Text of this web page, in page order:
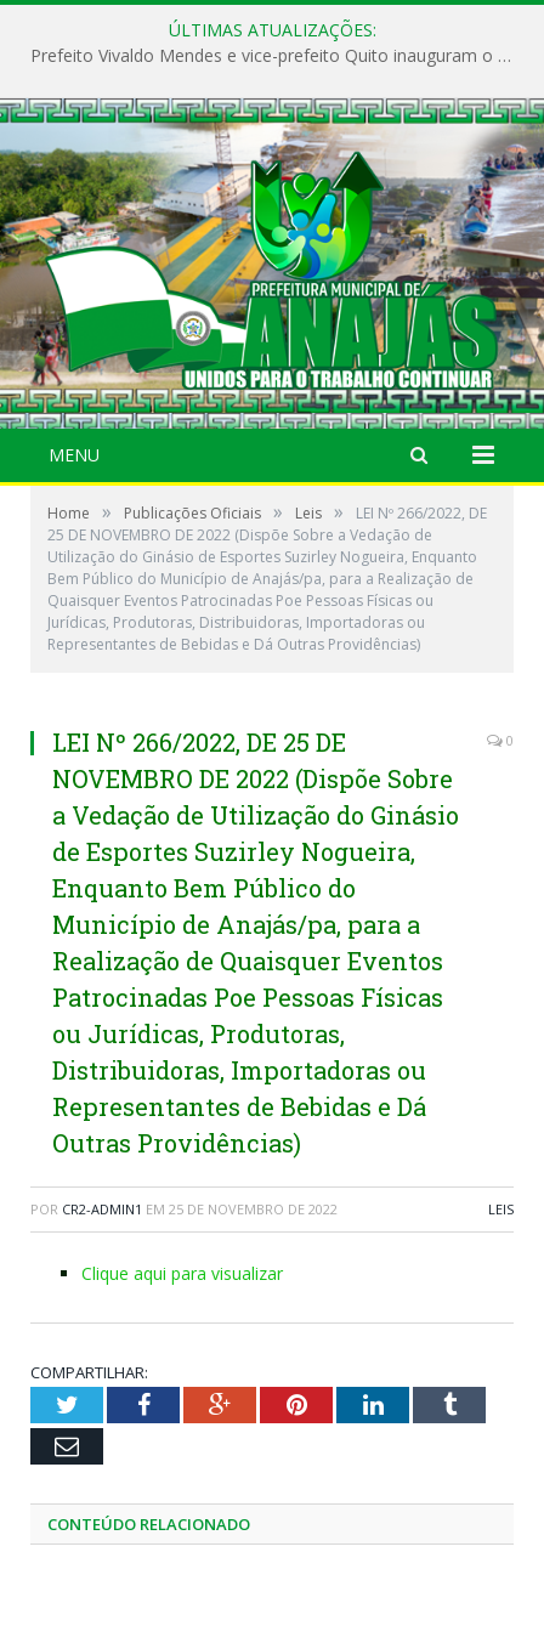
ÚLTIMAS ATUALIZAÇÕES:
Prefeito Vivaldo Mendes e vice-prefeito Quito inauguram o CAPS e fortalecem a saúde pública em Anajás.
MENU
Home » Publicações Oficiais » Leis »
LEI Nº 266/2022, DE
25 DE NOVEMBRO DE 2022 (Dispõe Sobre a Vedação de
Utilização do Ginásio de Esportes Suzirley Nogueira, Enquanto
Bem Público do Município de Anajás/pa, para a Realização de
Quaisquer Eventos Patrocinadas Poe Pessoas Físicas ou
Jurídicas, Produtoras, Distribuidoras, Importadoras ou
Representantes de Bebidas e Dá Outras Providências)
LEI Nº 266/2022, DE 25 DE
NOVEMBRO DE 2022 (Dispõe Sobre
a Vedação de Utilização do Ginásio
de Esportes Suzirley Nogueira,
Enquanto Bem Público do
Município de Anajás/pa, para a
Realização de Quaisquer Eventos
Patrocinadas Poe Pessoas Físicas
ou Jurídicas, Produtoras,
Distribuidoras, Importadoras ou
Representantes de Bebidas e Dá
Outras Providências)
0
POR CR2-ADMIN1 EM 25 DE NOVEMBRO DE 2022 LEIS
Clique aqui para visualizar
COMPARTILHAR:
TwitterFacebookGoogle+PinterestLinkedInTumblr
Email
CONTEÚDO RELACIONADO